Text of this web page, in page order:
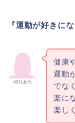
『運動が好きに
60代女性
健康
運動
でな
楽に
楽し